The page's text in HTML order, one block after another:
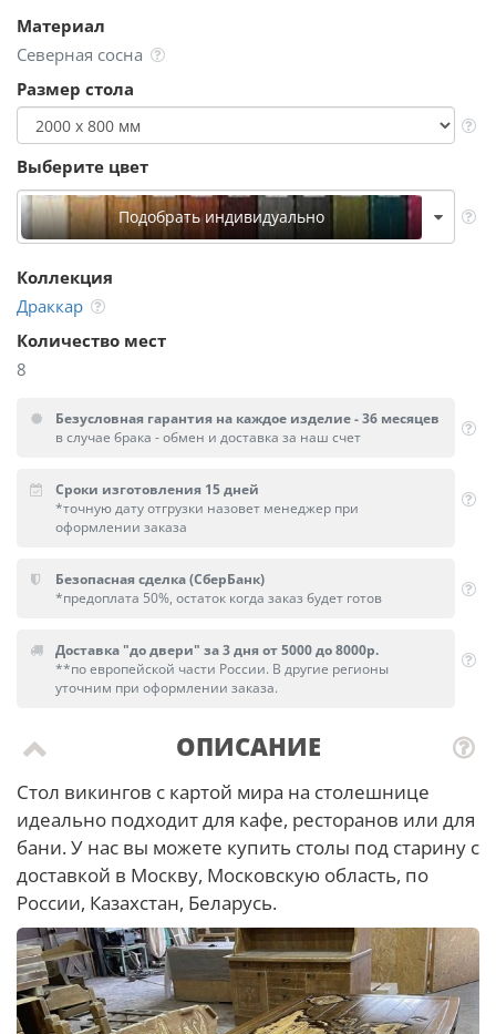
Материал
Северная сосна
Размер стола
Выберите цвет
Подобрать индивидуально
Коллекция
Драккар
Количество мест
8
Безусловная гарантия на каждое изделие - 36 месяцев
в случае брака - обмен и доставка за наш счет
Сроки изготовления 15 дней
*точную дату отгрузки назовет менеджер при
оформлении заказа
Безопасная сделка (СберБанк)
*предоплата 50%, остаток когда заказ будет готов
Доставка "до двери" за 3 дня от 5000 до 8000р.
**по европейской части России. В другие регионы
уточним при оформлении заказа.
ОПИСАНИЕ
Стол викингов с картой мира на столешнице
идеально подходит для кафе, ресторанов или для
бани. У нас вы можете купить столы под старину с
доставкой в Москву, Московскую область, по
России, Казахстан, Беларусь.